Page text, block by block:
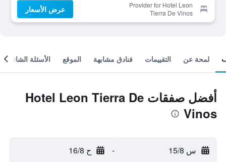
Provider for Hotel Leon
Tierra De Vinos
عرض الأسعار
لمحة عن التقييمات فنادق مشابهة الموقع الأسئلة الشائعة
أفضل صفقات Hotel Leon Tierra De
Vinos
س 15/8 - ح 16/8